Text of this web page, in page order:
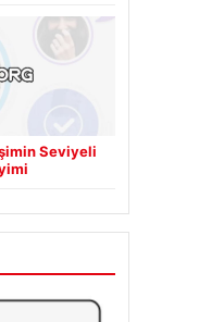
Seviyeli